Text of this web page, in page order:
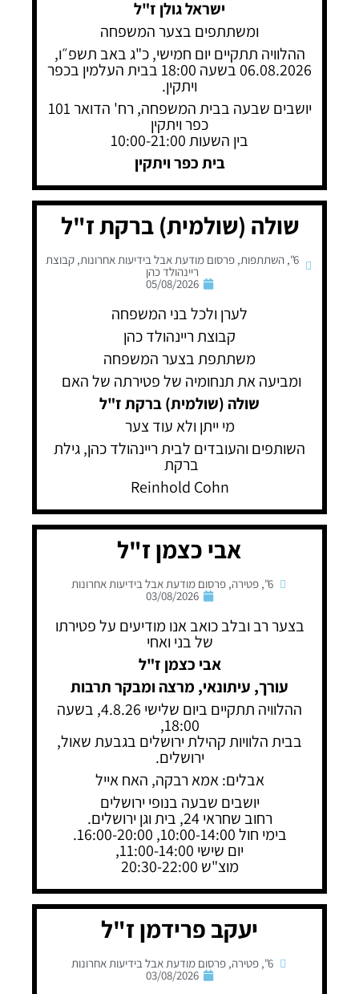
ישראל גולן ז"ל
ומשתתפים בצער המשפחה
ההלוויה תתקיים יום חמישי, כ"ג באב תשפ״ו,
06.08.2026 בשעה 18:00 בבית העלמין בכפר
ויתקין.
יושבים שבעה בבית המשפחה, רח' הדואר 101
כפר ויתקין
בין השעות 10:00-21:00
בית כפר ויתקין
שולה (שולמית) ברקת ז"ל
6"
,השתתפות,פרסום מודעת אבל בידיעות אחרונות,קבוצת
ריינהולד כהן
05/08/2026
לערן ולכל בני המשפחה
קבוצת ריינהולד כהן
משתתפת בצער המשפחה
ומביעה את תנחומיה של פטירתה של האם
שולה (שולמית) ברקת ז"ל
מי ייתן ולא עוד צער
השותפים והעובדים לבית ריינהולד כהן, גילת
ברקת
Reinhold Cohn
אבי כצמן ז"ל
6"
,פטירה,פרסום מודעת אבל בידיעות אחרונות
03/08/2026
בצער רב ובלב כואב אנו מודיעים על פטירתו
של בני ואחי
אבי כצמן ז"ל
עורך, עיתונאי, מרצה ומבקר תרבות
ההלוויה תתקיים ביום שלישי 4.8.26, בשעה
18:00,
בבית הלוויות קהילת ירושלים בגבעת שאול,
ירושלים.
אבלים: אמא רבקה, האח אייל
יושבים שבעה בנופי ירושלים
רחוב שחראי 24, בית וגן ירושלים.
בימי חול 10:00-14:00, 16:00-20:00.
יום שישי 11:00-14:00,
מוצ"ש 20:30-22:00
יעקב פרידמן ז"ל
6"
,פטירה,פרסום מודעת אבל בידיעות אחרונות
03/08/2026